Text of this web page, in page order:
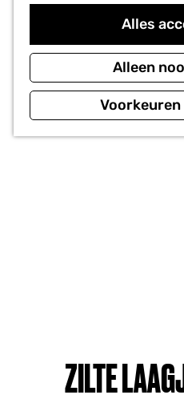
Alles
Alleen
Voorkeuren
ZILTE